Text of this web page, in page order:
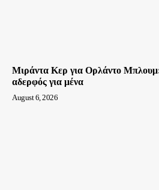
Μιράντα Κερ για Ορλάντο Μπλουμ:
αδερφός για μένα
August 6, 2026